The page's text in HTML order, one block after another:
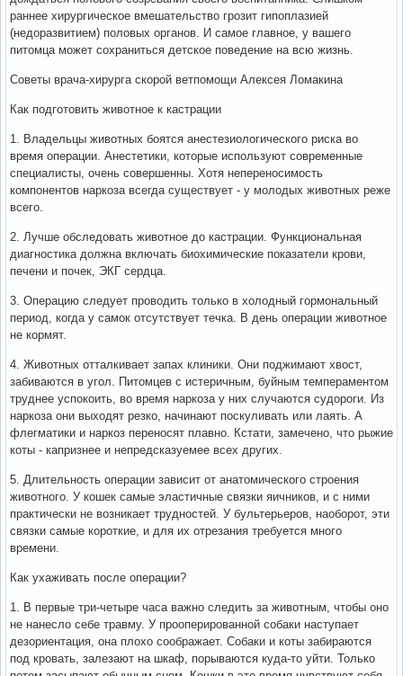
раннее хирургическое вмешательство грозит гипоплазией
(недоразвитием) половых органов. И самое главное, у вашего
питомца может сохраниться детское поведение на всю жизнь.
Советы врача-хирурга скорой ветпомощи Алексея Ломакина
Как подготовить животное к кастрации
1. Владельцы животных боятся анестезиологического риска во
время операции. Анестетики, которые используют современные
специалисты, очень совершенны. Хотя непереносимость
компонентов наркоза всегда существует - у молодых животных реже
всего.
2. Лучше обследовать животное до кастрации. Функциональная
диагностика должна включать биохимические показатели крови,
печени и почек, ЭКГ сердца.
3. Операцию следует проводить только в холодный гормональный
период, когда у самок отсутствует течка. В день операции животное
не кормят.
4. Животных отталкивает запах клиники. Они поджимают хвост,
забиваются в угол. Питомцев с истеричным, буйным темпераментом
труднее успокоить, во время наркоза у них случаются судороги. Из
наркоза они выходят резко, начинают поскуливать или лаять. А
флегматики и наркоз переносят плавно. Кстати, замечено, что рыжие
коты - капризнее и непредсказуемее всех других.
5. Длительность операции зависит от анатомического строения
животного. У кошек самые эластичные связки яичников, и с ними
практически не возникает трудностей. У бультерьеров, наоборот, эти
связки самые короткие, и для их отрезания требуется много
времени.
Как ухаживать после операции?
1. В первые три-четыре часа важно следить за животным, чтобы оно
не нанесло себе травму. У прооперированной собаки наступает
дезориентация, она плохо соображает. Собаки и коты забираются
под кровать, залезают на шкаф, порываются куда-то уйти. Только